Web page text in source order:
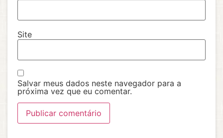
Site
Salvar meus dados neste navegador para a
próxima vez que eu comentar.